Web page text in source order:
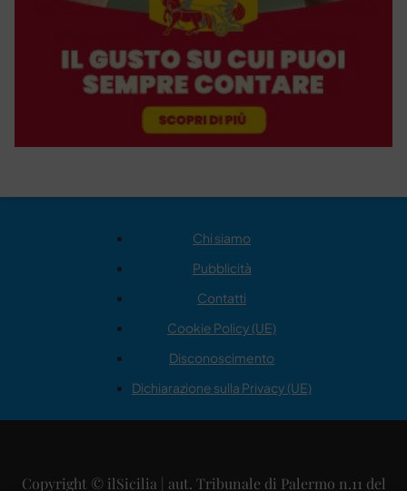
Chi siamo
Pubblicità
Contatti
Cookie Policy (UE)
Disconoscimento
Dichiarazione sulla Privacy (UE)
Copyright © ilSicilia | aut. Tribunale di Palermo n.11 del